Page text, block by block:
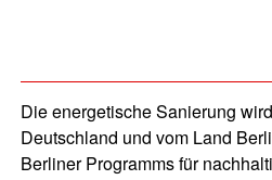
Die energetische Sanierung
Deutschland und vom Land
Berliner Programms für